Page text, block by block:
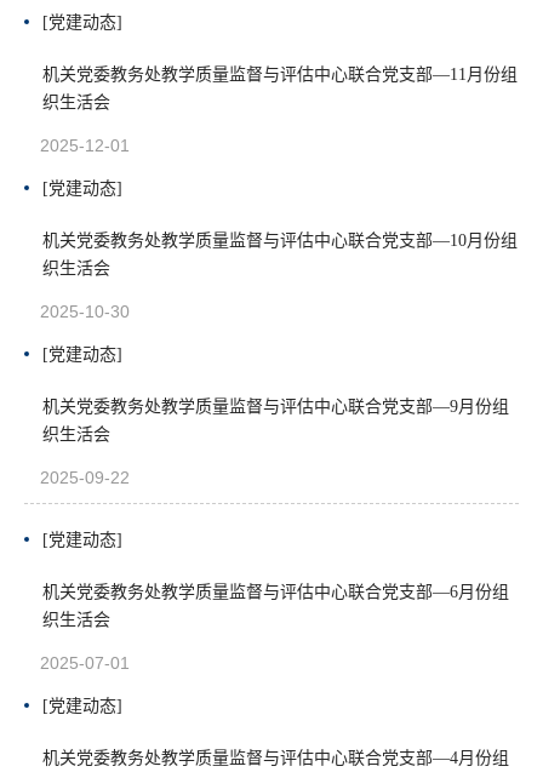
[党建动态]
机关党委教务处教学质量监督与评估中心联合党支部—11月份组
织生活会
2025-12-01
[党建动态]
机关党委教务处教学质量监督与评估中心联合党支部—10月份组
织生活会
2025-10-30
[党建动态]
机关党委教务处教学质量监督与评估中心联合党支部—9月份组
织生活会
2025-09-22
[党建动态]
机关党委教务处教学质量监督与评估中心联合党支部—6月份组
织生活会
2025-07-01
[党建动态]
机关党委教务处教学质量监督与评估中心联合党支部—4月份组